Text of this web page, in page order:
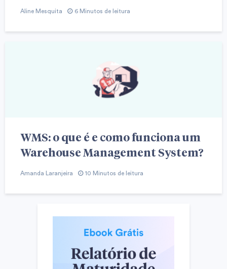
Aline Mesquita 6 Minutos de leitura
WMS: o que é e como funciona um
Warehouse Management System?
Amanda Laranjeira 10 Minutos de leitura